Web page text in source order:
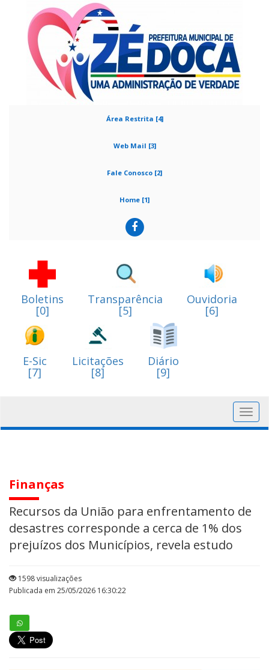
Área Restrita [4]
Web Mail [3]
Fale Conosco [2]
Home [1]
Boletins
[0]
Transparência
[5]
Ouvidoria
[6]
E-Sic
[7]
Licitações
[8]
Diário
[9]
Finanças
Recursos da União para enfrentamento de
desastres corresponde a cerca de 1% dos
prejuízos dos Municípios, revela estudo
1598 visualizações
Publicada em 25/05/2026 16:30:22